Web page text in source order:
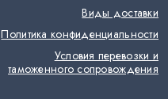
Виды доставки
Политика конфиденциальности
Условия перевозки и
таможенного сопровождения